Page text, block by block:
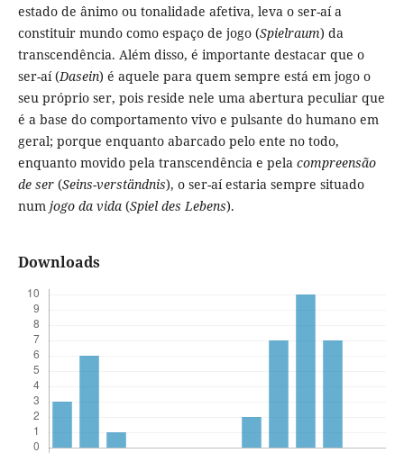
estado de ânimo ou tonalidade afetiva, leva o ser-aí a
constituir mundo como espaço de jogo (Spielraum) da
transcendência. Além disso, é importante destacar que o
ser-aí (Dasein) é aquele para quem sempre está em jogo o
seu próprio ser, pois reside nele uma abertura peculiar que
é a base do comportamento vivo e pulsante do humano em
geral; porque enquanto abarcado pelo ente no todo,
enquanto movido pela transcendência e pela compreensão
de ser (Seins-verständnis), o ser-aí estaria sempre situado
num jogo da vida (Spiel des Lebens).
Downloads